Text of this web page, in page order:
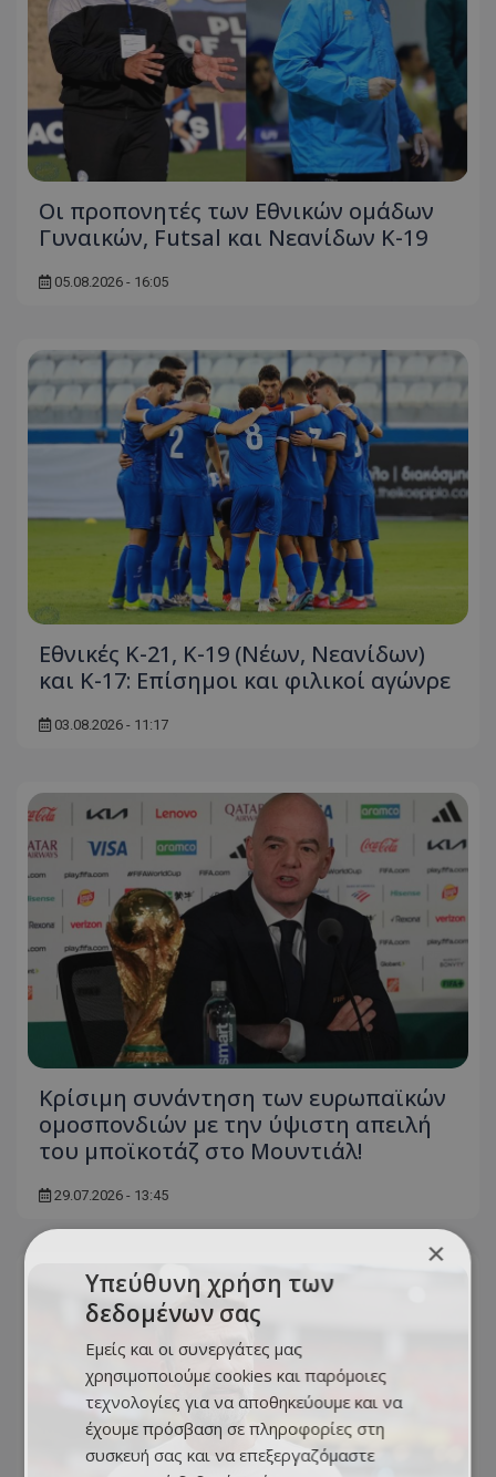
Οι προπονητές των Εθνικών ομάδων
Γυναικών, Futsal και Νεανίδων Κ-19
05.08.2026 - 16:05
Εθνικές Κ-21, Κ-19 (Νέων, Νεανίδων)
και Κ-17: Eπίσημοι και φιλικοί αγώνρε
03.08.2026 - 11:17
Κρίσιμη συνάντηση των ευρωπαϊκών
ομοσπονδιών με την ύψιστη απειλή
του μποϊκοτάζ στο Μουντιάλ!
29.07.2026 - 13:45
×
Υπεύθυνη χρήση των
δεδομένων σας
Εμείς και οι συνεργάτες μας
χρησιμοποιούμε cookies και παρόμοιες
τεχνολογίες για να αποθηκεύουμε και να
έχουμε πρόσβαση σε πληροφορίες στη
συσκευή σας και να επεξεργαζόμαστε